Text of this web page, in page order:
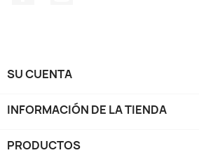
SU CUENTA
INFORMACIÓN DE LA TIENDA
PRODUCTOS